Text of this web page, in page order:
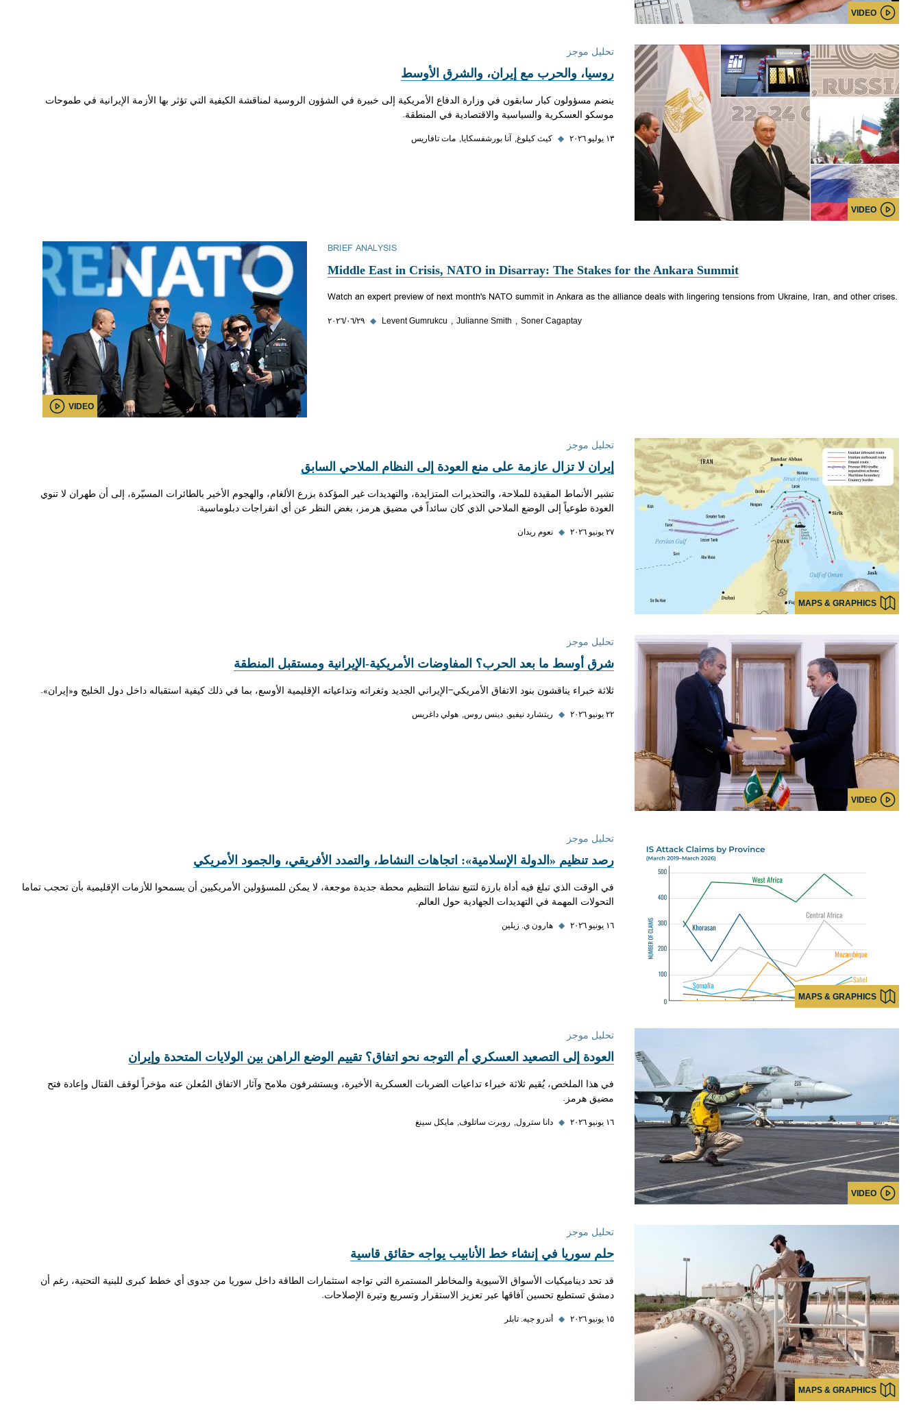
VIDEO
VIDEO
تحليل موجز
روسيا، والحرب مع إيران، والشرق الأوسط
ينضم مسؤولون كبار سابقون في وزارة الدفاع الأمريكية إلى خبيرة في الشؤون الروسية لمناقشة الكيفية التي تؤثر بها الأزمة الإيرانية في طموحات
موسكو العسكرية والسياسية والاقتصادية في المنطقة.
١٣ يوليو ٢٠٢٦ ◆ كيث كيلوغ آنا بورشفسكايا مات تافاريس
VIDEO
BRIEF ANALYSIS
Middle East in Crisis, NATO in Disarray: The Stakes for the Ankara Summit
Watch an expert preview of next month's NATO summit in Ankara as the alliance deals with lingering tensions from Ukraine, Iran, and other crises.
٢٩‏/٠٦‏/٢٠٢٦ ◆ Levent Gumrukcu Julianne Smith Soner Cagaptay
MAPS & GRAPHICS
تحليل موجز
إيران لا تزال عازمة على منع العودة إلى النظام الملاحي السابق
تشير الأنماط المقيدة للملاحة، والتحذيرات المتزايدة، والتهديدات غير المؤكدة بزرع الألغام، والهجوم الأخير بالطائرات المسيّرة، إلى أن طهران لا تنوي
العودة طوعياً إلى الوضع الملاحي الذي كان سائداً في مضيق هرمز، بغض النظر عن أي انفراجات دبلوماسية.
٢٧ يونيو ٢٠٢٦ ◆ نعوم ريدان
VIDEO
تحليل موجز
شرق أوسط ما بعد الحرب؟ المفاوضات الأمريكية-الإيرانية ومستقبل المنطقة
ثلاثة خبراء يناقشون بنود الاتفاق الأمريكي-الإيراني الجديد وثغراته وتداعياته الإقليمية الأوسع، بما في ذلك كيفية استقباله داخل دول الخليج و«إيران».
٢٢ يونيو ٢٠٢٦ ◆ ريتشارد نيفيو دينس روس هولي داغريس
MAPS & GRAPHICS
تحليل موجز
رصد تنظيم «الدولة الإسلامية»: اتجاهات النشاط، والتمدد الأفريقي، والجمود الأمريكي
في الوقت الذي تبلغ فيه أداة بارزة لتتبع نشاط التنظيم محطة جديدة موجعة، لا يمكن للمسؤولين الأمريكيين أن يسمحوا للأزمات الإقليمية بأن تحجب تماما
التحولات المهمة في التهديدات الجهادية حول العالم.
١٦ يونيو ٢٠٢٦ ◆ هارون ي. زيلين
VIDEO
تحليل موجز
العودة إلى التصعيد العسكري أم التوجه نحو اتفاق؟ تقييم الوضع الراهن بين الولايات المتحدة وإيران
في هذا الملخص، يُقيم ثلاثة خبراء تداعيات الضربات العسكرية الأخيرة، ويستشرفون ملامح وآثار الاتفاق المُعلن عنه مؤخراً لوقف القتال وإعادة فتح
مضيق هرمز.
١٦ يونيو ٢٠٢٦ ◆ دانا سترول روبرت ساتلوف مايكل سينغ
MAPS & GRAPHICS
تحليل موجز
حلم سوريا في إنشاء خط الأنابيب يواجه حقائق قاسية
قد تحد ديناميكيات الأسواق الآسيوية والمخاطر المستمرة التي تواجه استثمارات الطاقة داخل سوريا من جدوى أي خطط كبرى للبنية التحتية، رغم أن
دمشق تستطيع تحسين آفاقها عبر تعزيز الاستقرار وتسريع وتيرة الإصلاحات.
١٥ يونيو ٢٠٢٦ ◆ أندرو جيه. تابلر